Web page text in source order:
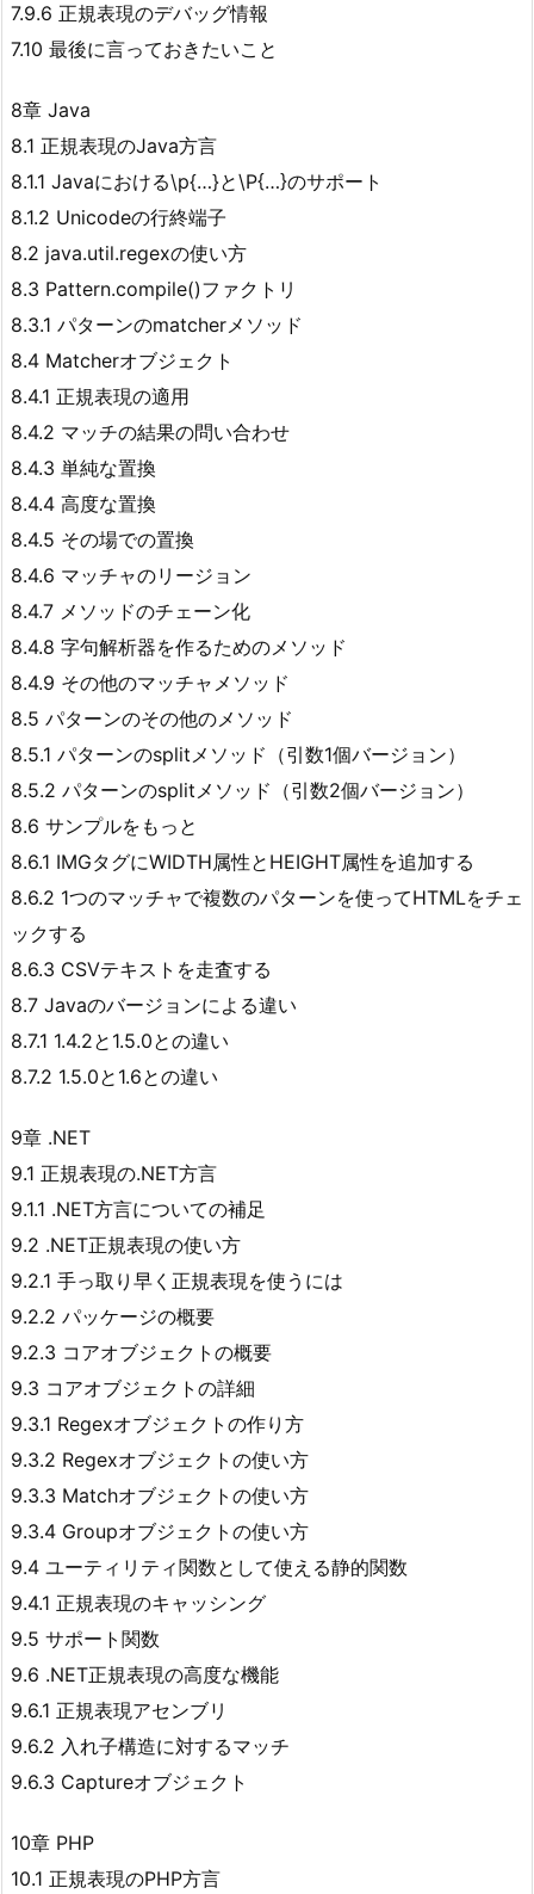
7.9.6 正規表現のデバッグ情報
7.10 最後に言っておきたいこと
8章 Java
8.1 正規表現のJava方言
8.1.1 Javaにおける\p{…}と\P{…}のサポート
8.1.2 Unicodeの行終端子
8.2 java.util.regexの使い方
8.3 Pattern.compile()ファクトリ
8.3.1 パターンのmatcherメソッド
8.4 Matcherオブジェクト
8.4.1 正規表現の適用
8.4.2 マッチの結果の問い合わせ
8.4.3 単純な置換
8.4.4 高度な置換
8.4.5 その場での置換
8.4.6 マッチャのリージョン
8.4.7 メソッドのチェーン化
8.4.8 字句解析器を作るためのメソッド
8.4.9 その他のマッチャメソッド
8.5 パターンのその他のメソッド
8.5.1 パターンのsplitメソッド（引数1個バージョン）
8.5.2 パターンのsplitメソッド（引数2個バージョン）
8.6 サンプルをもっと
8.6.1 IMGタグにWIDTH属性とHEIGHT属性を追加する
8.6.2 1つのマッチャで複数のパターンを使ってHTMLをチェ
ックする
8.6.3 CSVテキストを走査する
8.7 Javaのバージョンによる違い
8.7.1 1.4.2と1.5.0との違い
8.7.2 1.5.0と1.6との違い
9章 .NET
9.1 正規表現の.NET方言
9.1.1 .NET方言についての補足
9.2 .NET正規表現の使い方
9.2.1 手っ取り早く正規表現を使うには
9.2.2 パッケージの概要
9.2.3 コアオブジェクトの概要
9.3 コアオブジェクトの詳細
9.3.1 Regexオブジェクトの作り方
9.3.2 Regexオブジェクトの使い方
9.3.3 Matchオブジェクトの使い方
9.3.4 Groupオブジェクトの使い方
9.4 ユーティリティ関数として使える静的関数
9.4.1 正規表現のキャッシング
9.5 サポート関数
9.6 .NET正規表現の高度な機能
9.6.1 正規表現アセンブリ
9.6.2 入れ子構造に対するマッチ
9.6.3 Captureオブジェクト
10章 PHP
10.1 正規表現のPHP方言